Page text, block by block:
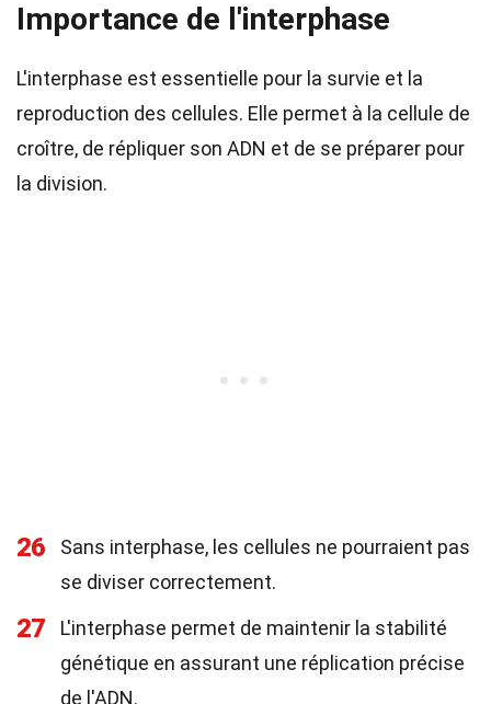
Importance de l'interphase
L'interphase est essentielle pour la survie et la
reproduction des cellules. Elle permet à la cellule de
croître, de répliquer son ADN et de se préparer pour
la division.
26
Sans interphase, les cellules ne pourraient pas
se diviser correctement.
27
L'interphase permet de maintenir la stabilité
génétique en assurant une réplication précise
de l'ADN.